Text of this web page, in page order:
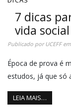
7 dicas
vida
Publicado porUCEFFem
Época de prova é
estudos, já que só
LEIA MAIS…